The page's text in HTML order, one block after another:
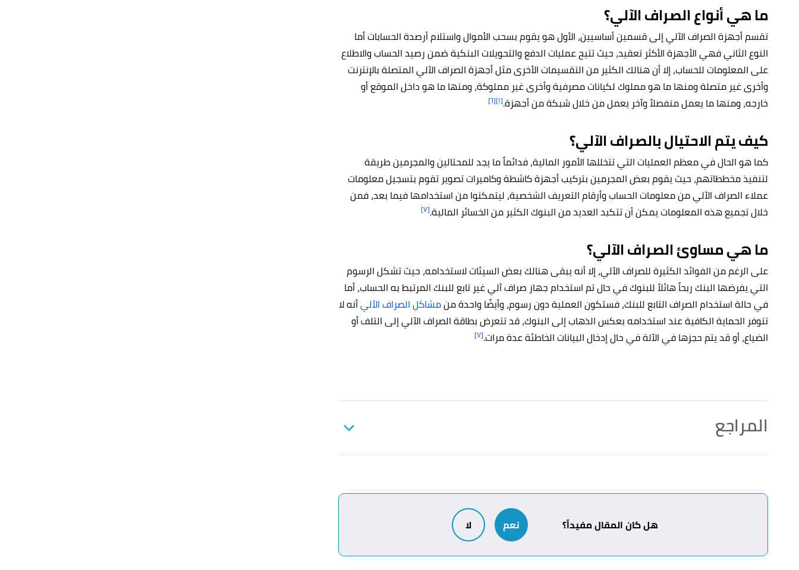
ما هي أنواع الصراف الآلي؟
تقسم أجهزة الصراف الآلي إلى قسمين أساسيين، الأول هو يقوم بسحب الأموال واستلام أرصدة الحسابات أما
النوع الثاني فهي الأجهزة الأكثر تعقيد، حيث تتيح عمليات الدفع والتحويلات البنكية ضمن رصيد الحساب والاطلاع
على المعلومات للحساب، إلا أن هنالك الكثير من التقسيمات الأخرى مثل أجهزة الصراف الآلي المتصلة بالإنترنت
وأخرى غير متصلة ومنها ما هو مملوك لكيانات مصرفية وأخرى غير مملوكة، ومنها ما هو داخل الموقع أو
خارجه، ومنها ما يعمل منفصلاً وآخر يعمل من خلال شبكة من أجهزة.[١] [٦]
كيف يتم الاحتيال بالصراف الآلي؟
كما هو الحال في معظم العمليات التي تتخللها الأمور المالية، فدائماً ما يجد للمحتالين والمجرمين طريقة
لتنفيذ مخططاتهم، حيث يقوم بعض المجرمين بتركيب أجهزة كاشطة وكاميرات تصوير تقوم بتسجيل معلومات
عملاء الصراف الآلي من معلومات الحساب وأرقام التعريف الشخصية، ليتمكنوا من استخدامها فيما بعد، فمن
خلال تجميع هذه المعلومات يمكن أن تتكبد العديد من البنوك الكثير من الخسائر المالية.[٧]
ما هي مساوئ الصراف الآلي؟
على الرغم من الفوائد الكثيرة للصراف الآلي، إلا أنه يبقى هنالك بعض السيئات لاستخدامه، حيث تشكل الرسوم
التي يفرضها البنك ربحاً هائلاً للبنوك في حال تم استخدام جهاز صراف آلي غير تابع للبنك المرتبط به الحساب، أما
في حالة استخدام الصراف التابع للبنك، فستكون العملية دون رسوم، وأيضًا واحدة منمشاكل الصراف الآليأنه لا
تتوفر الحماية الكافية عند استخدامه بعكس الذهاب إلى البنوك، قد تتعرض بطاقة الصراف الآلي إلى التلف أو
الضياع، أو قد يتم حجزها في الآلة في حال إدخال البيانات الخاطئة عدة مرات.[٧]
المراجع
هل كان المقال مفيداً؟ نعم لا